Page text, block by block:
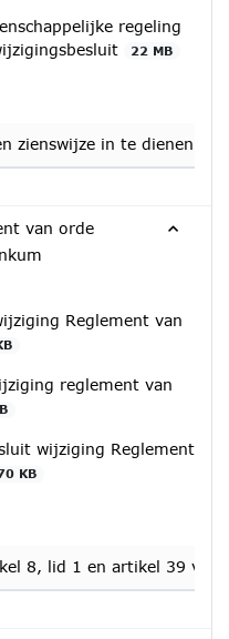
regeling
22 MB
zienswijze in te dienen
van orde
Reglement van
reglement van
wijziging Reglement
KB
8, lid 1 en artikel 39 van